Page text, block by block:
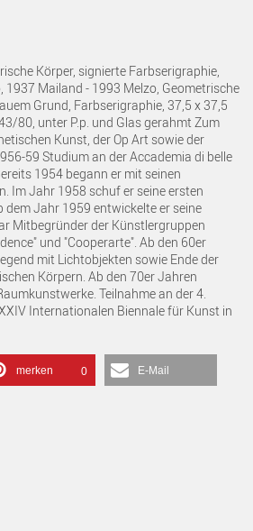
Körper, signierte Farbserigraphie,
1937 Mailand - 1993 Melzo, Geometrische
Grund, Farbserigraphie, 37,5 x 37,5
80, unter P.p. und Glas gerahmt Zum
Kunst, der Op Art sowie der
59 Studium an der Accademia di belle
1954 begann er mit seinen
Im Jahr 1958 schuf er seine ersten
dem Jahr 1959 entwickelte er seine
Mitbegründer der Künstlergruppen
und "Cooperarte". Ab den 60er
mit Lichtobjekten sowie Ende der
Körpern. Ab den 70er Jahren
Teilnahme an der 4.
Internationalen Biennale für Kunst in
merken 0 E-Mail